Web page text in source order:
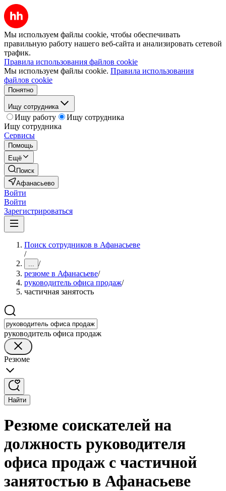
Мы используем файлы cookie, чтобы обеспечивать
правильную работу нашего веб-сайта и анализировать сетевой
трафик.
Правила использования файлов cookie
Мы используем файлы cookie. Правила использования
файлов cookie
Понятно
Ищу сотрудника
Ищу работу
Ищу сотрудника
Ищу сотрудника
Сервисы
Помощь
Ещё
Поиск
Афанасьево
Войти
Войти
Зарегистрироваться
Поиск сотрудников в Афанасьеве
/
... /
резюме в Афанасьеве/
руководитель офиса продаж/
частичная занятость
руководитель офиса продаж
Резюме
Найти
Резюме соискателей на
должность руководителя
офиса продаж с частичной
занятостью в Афанасьеве